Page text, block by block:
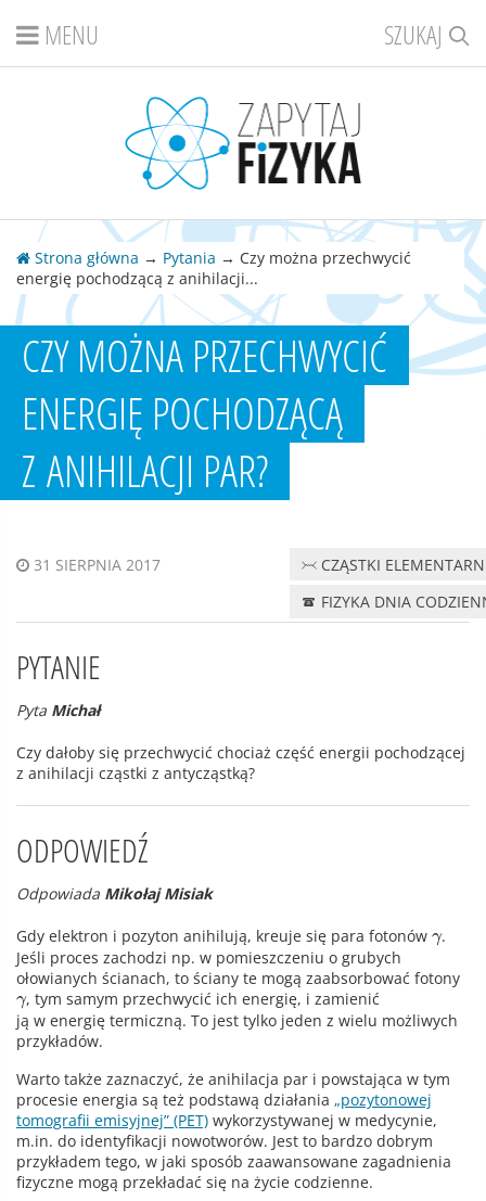
SZUKAJ
MENU
Strona główna → Pytania → Czy można przechwycić
energię pochodzącą z anihilacji...
CZY MOŻNA PRZECHWYCIĆ
ENERGIĘ POCHODZĄCĄ
Z ANIHILACJI PAR?
31 SIERPNIA 2017
CZĄSTKI
FIZYKA DNIA
PYTANIE
Pyta Michał
Czy dałoby się przechwycić chociaż część energii pochodzącej
z anihilacji cząstki z antycząstką?
ODPOWIEDŹ
Odpowiada Mikołaj Misiak
Gdy elektron i pozyton anihilują, kreuje się para fotonów γ.
Jeśli proces zachodzi np. w pomieszczeniu o grubych
ołowianych ścianach, to ściany te mogą zaabsorbować fotony
γ, tym samym przechwycić ich energię, i zamienić
ją w energię termiczną. To jest tylko jeden z wielu możliwych
przykładów.
Warto także zaznaczyć, że anihilacja par i powstająca w tym
procesie energia są też podstawą działania „pozytonowej
tomografii emisyjnej” (PET) wykorzystywanej w medycynie,
m.in. do identyfikacji nowotworów. Jest to bardzo dobrym
przykładem tego, w jaki sposób zaawansowane zagadnienia
fizyczne mogą przekładać się na życie codzienne.